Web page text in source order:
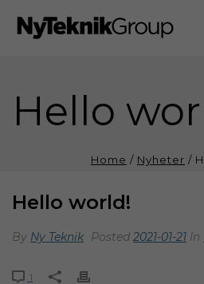
Hello
Home / Nyheter /
Hello world!
By Ny Teknik Posted 2021-01-21 In
1